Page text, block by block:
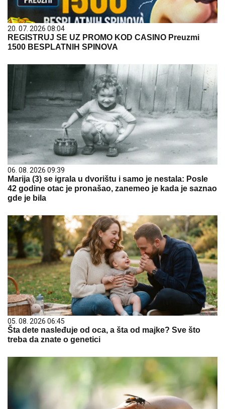
20. 07. 2026 08:04
REGISTRUJ SE UZ PROMO KOD CASINO Preuzmi
1500 BESPLATNIH SPINOVA
06. 08. 2026 09:39
Marija (3) se igrala u dvorištu i samo je nestala: Posle
42 godine otac je pronašao, zanemeo je kada je saznao
gde je bila
05. 08. 2026 06:45
Šta dete nasleđuje od oca, a šta od majke? Sve što
treba da znate o genetici